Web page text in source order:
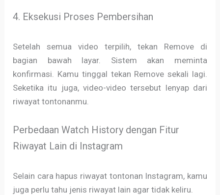
4. Eksekusi Proses Pembersihan
Setelah semua video terpilih, tekan Remove di
bagian bawah layar. Sistem akan meminta
konfirmasi. Kamu tinggal tekan Remove sekali lagi.
Seketika itu juga, video-video tersebut lenyap dari
riwayat tontonanmu.
Perbedaan Watch History dengan Fitur
Riwayat Lain di Instagram
Selain cara hapus riwayat tontonan Instagram, kamu
juga perlu tahu jenis riwayat lain agar tidak keliru.